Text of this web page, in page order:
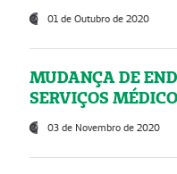
01 de Outubro de 2020
MUDANÇA DE
SERVIÇOS
03 de Novembro de 2020